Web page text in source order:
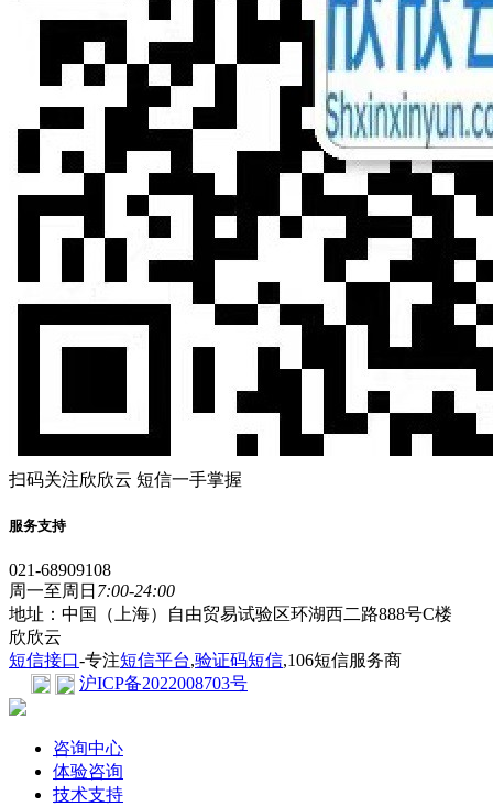
扫码关注欣欣云 短信一手掌握
服务支持
021-68909108
周一至周日 7:00-24:00
地址：中国（上海）自由贸易试验区环湖西二路888号C楼
欣欣云
短信接口-专注短信平台,验证码短信,106短信服务商
沪ICP备2022008703号
咨询中心
体验咨询
技术支持